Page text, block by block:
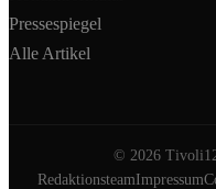
Pressespiegel
Alle Artikel
© 2026
RedaktionsteamImpressum